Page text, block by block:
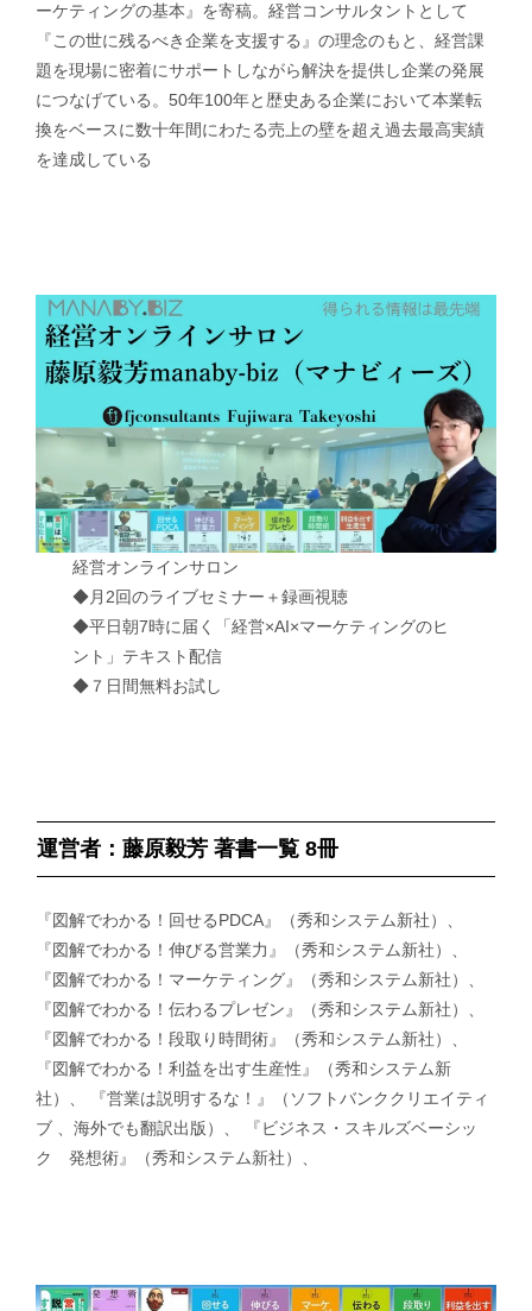
ーケティングの基本』を寄稿。経営コンサルタントとして
『この世に残るべき企業を支援する』の理念のもと、経営課
題を現場に密着にサポートしながら解決を提供し企業の発展
につなげている。50年100年と歴史ある企業において本業転
換をベースに数十年間にわたる売上の壁を超え過去最高実績
を達成している
経営オンラインサロン
◆月2回のライブセミナー＋録画視聴
◆平日朝7時に届く「経営×AI×マーケティングのヒ
ント」テキスト配信
◆７日間無料お試し
運営者：藤原毅芳 著書一覧 8冊
『図解でわかる！回せるPDCA』（秀和システム新社）、
『図解でわかる！伸びる営業力』（秀和システム新社）、
『図解でわかる！マーケティング』（秀和システム新社）、
『図解でわかる！伝わるプレゼン』（秀和システム新社）、
『図解でわかる！段取り時間術』（秀和システム新社）、
『図解でわかる！利益を出す生産性』（秀和システム新
社）、 『営業は説明するな！』（ソフトバンククリエイティ
ブ 、海外でも翻訳出版）、 『ビジネス・スキルズベーシッ
ク 発想術』（秀和システム新社）、